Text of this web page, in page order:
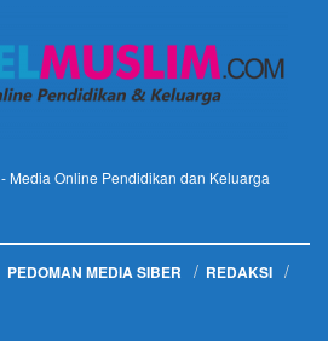
- Media Online Pendidikan dan Keluarga
PEDOMAN MEDIA SIBER
REDAKSI